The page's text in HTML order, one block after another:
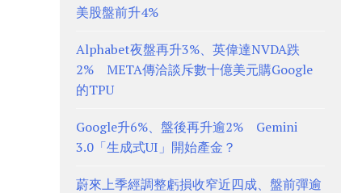
美股盤前升4%
Alphabet夜盤再升3%、英偉達NVDA跌
2% META傳洽談斥數十億美元購Google
的TPU
Google升6%、盤後再升逾2% Gemini
3.0「生成式UI」開始產金？
蔚來上季經調整虧損收窄近四成、盤前彈逾